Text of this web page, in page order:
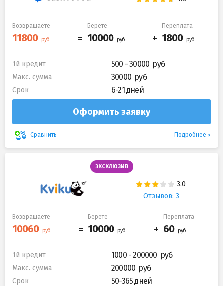
Возвращаете Берете Переплата
1й кредит 500 - 30000
Макс. сумма 30000
Срок 6-21 дней
Оформить заявку
Сравнить Подробнее
ЭКСКЛЮЗИВ
Отзывов: 3
Возвращаете Берете Переплата
1й кредит 1000 - 200000
Макс. сумма 200000
Срок 50-365 дней